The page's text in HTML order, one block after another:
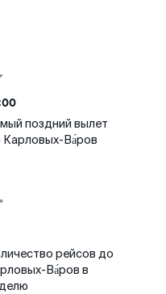
поздний вылет
Карловых-Ва́ров
рейсов до
Ва́ров в